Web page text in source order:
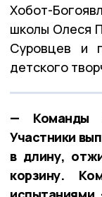
Хобот-
школы Олеся
Суровцев и
детского
— Команды
Участники
в длину,
корзину.